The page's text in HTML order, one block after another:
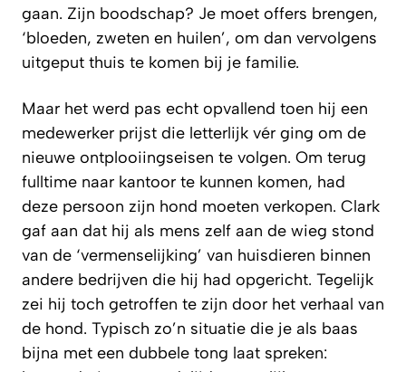
gaan. Zijn boodschap? Je moet offers brengen,
‘bloeden, zweten en huilen’, om dan vervolgens
uitgeput thuis te komen bij je familie.
Maar het werd pas echt opvallend toen hij een
medewerker prijst die letterlijk vér ging om de
nieuwe ontplooiingseisen te volgen. Om terug
fulltime naar kantoor te kunnen komen, had
deze persoon zijn hond moeten verkopen. Clark
gaf aan dat hij als mens zelf aan de wieg stond
van de ‘vermenselijking’ van huisdieren binnen
andere bedrijven die hij had opgericht. Tegelijk
zei hij toch getroffen te zijn door het verhaal van
de hond. Typisch zo’n situatie die je als baas
bijna met een dubbele tong laat spreken: